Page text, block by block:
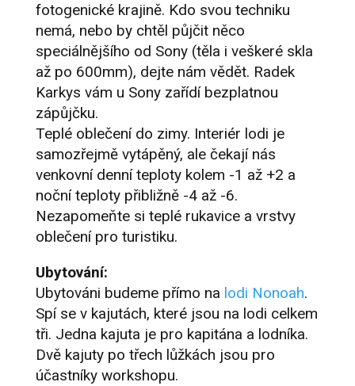
fotogenické krajině. Kdo svou techniku
nemá, nebo by chtěl půjčit něco
speciálnějšího od Sony (těla i veškeré skla
až po 600mm), dejte nám vědět. Radek
Karkys vám u Sony zařídí bezplatnou
zápůjčku.
Teplé oblečení do zimy. Interiér lodi je
samozřejmě vytápěný, ale čekají nás
venkovní denní teploty kolem -1 až +2 a
noční teploty přibližně -4 až -6.
Nezapomeňte si teplé rukavice a vrstvy
oblečení pro turistiku.
Ubytování:
Ubytováni budeme přímo na lodi Nonoah.
Spí se v kajutách, které jsou na lodi celkem
tři. Jedna kajuta je pro kapitána a lodníka.
Dvě kajuty po třech lůžkách jsou pro
účastníky workshopu.